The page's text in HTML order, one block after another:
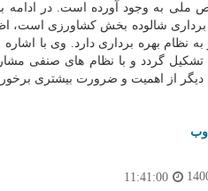
ملی به وجود آورده است. در
به نظام بهره برداری دارد. وی با
دیگر از اهمیت و ضرورت بیشتری
وب
11:41:00